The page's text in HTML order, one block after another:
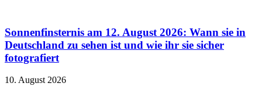
Sonnenfinsternis am 12. August 2026: Wann sie in
Deutschland zu sehen ist und wie ihr sie sicher
fotografiert
10. August 2026